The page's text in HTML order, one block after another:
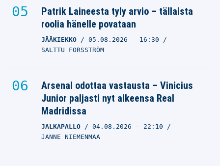
Patrik Laineesta tyly arvio – tällaista
roolia hänelle povataan
JÄÄKIEKKO 05.08.2026 - 16:30
SALTTU FORSSTRÖM
Arsenal odottaa vastausta – Vinicius
Junior paljasti nyt aikeensa Real
Madridissa
JALKAPALLO 04.08.2026 - 22:10
JANNE NIEMENMAA